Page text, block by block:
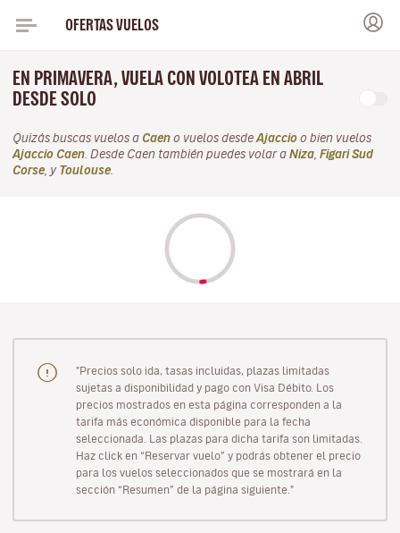
OFERTAS VUELOS
EN PRIMAVERA, VUELA CON VOLOTEA EN ABRIL
DESDE SOLO
Quizás buscas vuelos a Caen o vuelos desde Ajaccio o bien vuelos
Ajaccio Caen . Desde Caen también puedes volar a Niza Figari Sud
Corse , y Toulouse
"Precios solo ida, tasas incluidas, plazas limitadas
sujetas a disponibilidad y pago con Visa Débito. Los
precios mostrados en esta página corresponden a la
tarifa más económica disponible para la fecha
seleccionada. Las plazas para dicha tarifa son limitadas.
Haz click en “Reservar vuelo” y podrás obtener el precio
para los vuelos seleccionados que se mostrará en la
sección “Resumen” de la página siguiente."